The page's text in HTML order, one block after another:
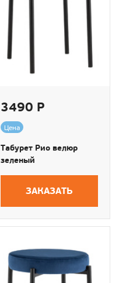
3490 Р
Цена
Табурет Рио велюр
зеленый
ЗАКАЗАТЬ